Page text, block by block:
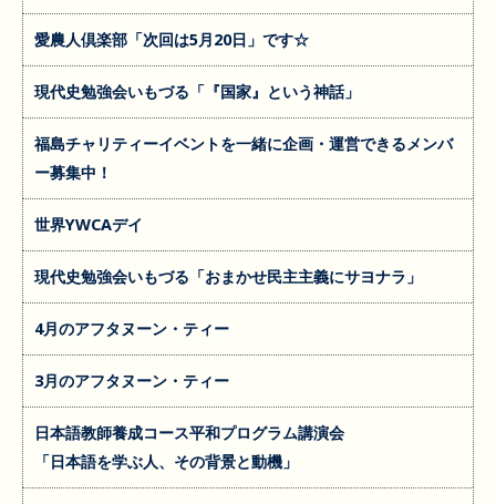
愛農人倶楽部「次回は5月20日」です☆
現代史勉強会いもづる「『国家』という神話」
福島チャリティーイベントを一緒に企画・運営できるメンバ
ー募集中！
世界YWCAデイ
現代史勉強会いもづる「おまかせ民主主義にサヨナラ」
4月のアフタヌーン・ティー
3月のアフタヌーン・ティー
日本語教師養成コース平和プログラム講演会
「日本語を学ぶ人、その背景と動機」